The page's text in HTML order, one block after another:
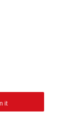
it